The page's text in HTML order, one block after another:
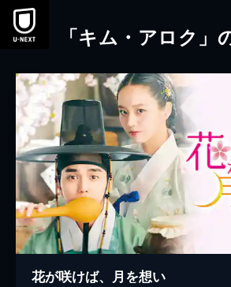
本文へスキップ
「キム・アロク」
花が咲けば、月を想い